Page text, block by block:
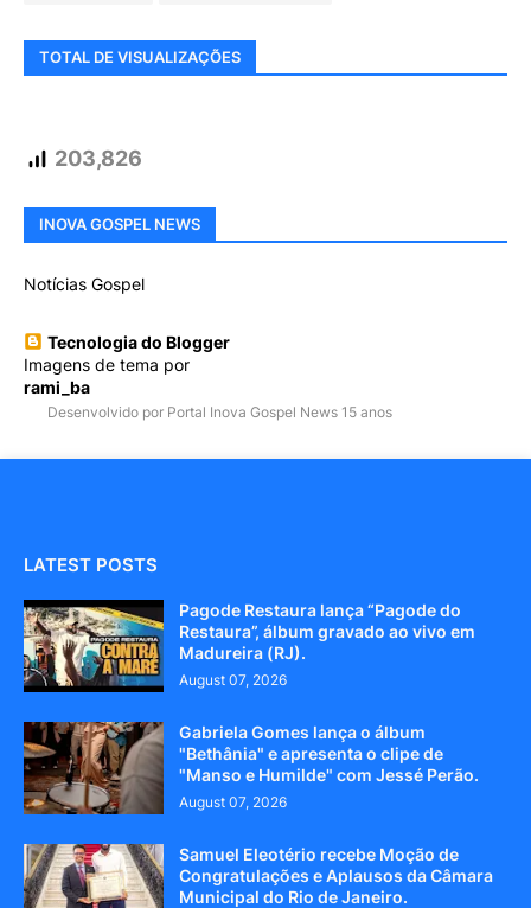
TOTAL DE VISUALIZAÇÕES
203,826
INOVA GOSPEL NEWS
Notícias Gospel
Tecnologia do Blogger
Imagens de tema por
rami_ba
Desenvolvido por Portal Inova Gospel News 15 anos
LATEST POSTS
Pagode Restaura lança “Pagode do
Restaura”, álbum gravado ao vivo em
Madureira (RJ).
August 07, 2026
Gabriela Gomes lança o álbum
"Bethânia" e apresenta o clipe de
"Manso e Humilde" com Jessé Perão.
August 07, 2026
Samuel Eleotério recebe Moção de
Congratulações e Aplausos da Câmara
Municipal do Rio de Janeiro.